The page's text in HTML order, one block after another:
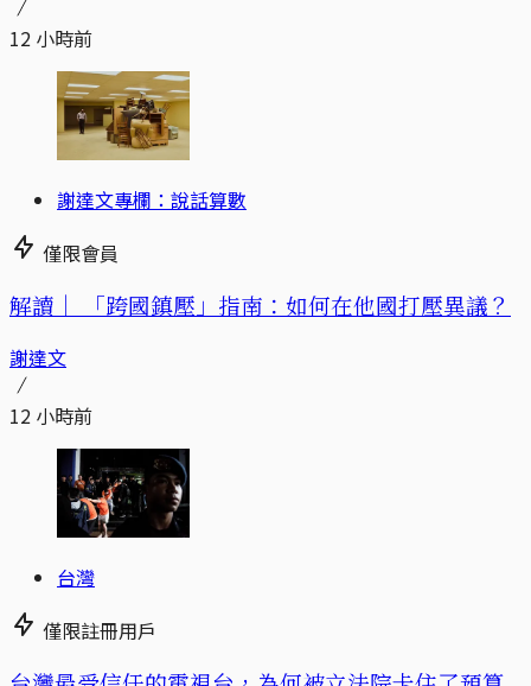
12 小時前
謝達文專欄：說話算數
僅限會員
解讀｜ 「跨國鎮壓」指南：如何在他國打壓異議？
謝達文
12 小時前
台灣
僅限註冊用戶